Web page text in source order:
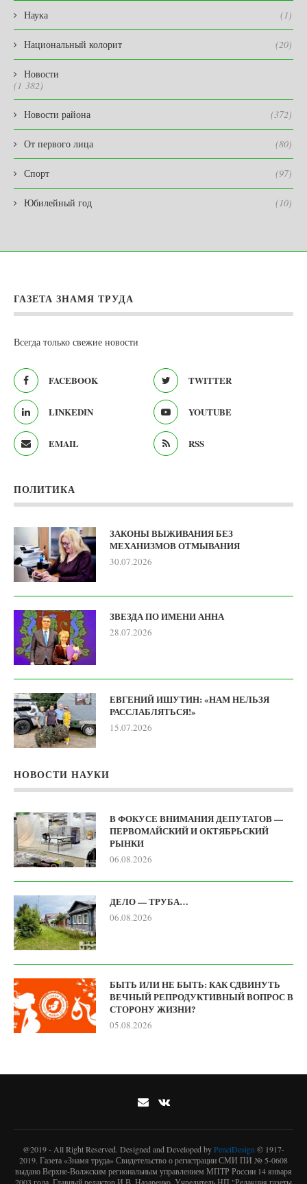
Наука (1)
Национальный колорит (20)
Новости
(1 382)
Новости района (372)
От первого лица (80)
Спорт (97)
Юбилейный год (10)
ГАЗЕТА ЗНАМЯ ТРУДА
Всегда только свежие новости
FACEBOOK TWITTER
LINKEDIN YOUTUBE
EMAIL RSS
ПОЛИТИКА
ЗАКОНЫ ВЫЖИВАНИЯ БЕЗ
МЕХАНИЗМОВ ОТМЫВАНИЯ
30.07.2026
ЗВЕЗДА ПО ИМЕНИ АННА
28.07.2026
ЕВГЕНИЙ ИШУТИН: «НАМ НЕЛЬЗЯ
РАССЛАБЛЯТЬСЯ!»
15.07.2026
НОВОСТИ НАУКИ
В ФОКУСЕ ВНИМАНИЯ ДЕПУТАТОВ —
ПЕРВОМАЙСКИЙ И ОКТЯБРЬСКИЙ
РЫНКИ
06.08.2026
ДЕЛО — ТРУБА…
06.08.2026
БЫТЬ ИЛИ НЕ БЫТЬ: КАК СДВИНУТЬ
ВЕЧНЫЙ РЕПРОДУКТИВНЫЙ ВОПРОС В
СТОРОНУ ЖИЗНИ?
05.08.2026
@2019 - All Right Reserved. Designed and Developed byPenciDesign© 1917-
2019. Газета «Знамя труда» Свидетельство о регистрации СМИ ПИ № 5-0608
выдано Верхне-Волжским региональным управлением МПТР России 14 января